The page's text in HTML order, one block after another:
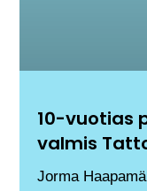
10-vuotias
valmis
Jorma